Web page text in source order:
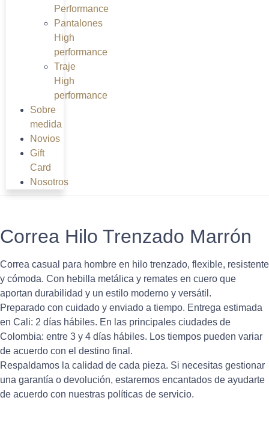
Performance
Pantalones
High
performance
Traje
High
performance
Sobre
medida
Novios
Gift
Card
Nosotros
Correa Hilo Trenzado Marrón
Correa casual para hombre en hilo trenzado, flexible, resistente
y cómoda. Con hebilla metálica y remates en cuero que
aportan durabilidad y un estilo moderno y versátil.
Preparado con cuidado y enviado a tiempo. Entrega estimada
en Cali: 2 días hábiles. En las principales ciudades de
Colombia: entre 3 y 4 días hábiles. Los tiempos pueden variar
de acuerdo con el destino final.
Respaldamos la calidad de cada pieza. Si necesitas gestionar
una garantía o devolución, estaremos encantados de ayudarte
de acuerdo con nuestras políticas de servicio.